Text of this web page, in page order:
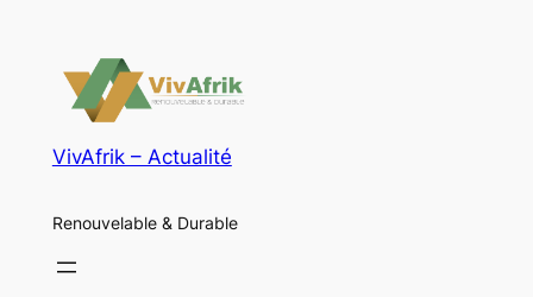
VivAfrik – Actualité
Renouvelable & Durable